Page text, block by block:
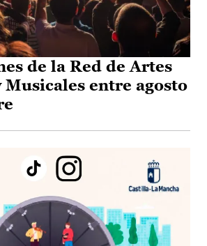
de la Red de Artes
Musicales entre agosto